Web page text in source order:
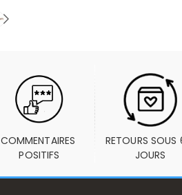
COMMENTAIRES
POSITIFS
RETOURS SOUS
JOURS